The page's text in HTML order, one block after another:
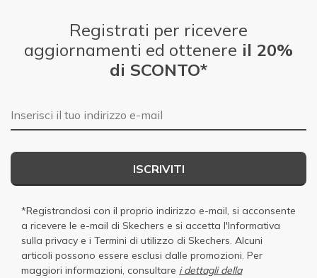
Registrati per ricevere
aggiornamenti ed ottenere il 20%
di SCONTO*
E-mail
ISCRIVITI
*Registrandosi con il proprio indirizzo e-mail, si acconsente
a ricevere le e-mail di Skechers e si accetta l'Informativa
sulla privacy e i Termini di utilizzo di Skechers. Alcuni
articoli possono essere esclusi dalle promozioni. Per
maggiori informazioni, consultare i dettagli della